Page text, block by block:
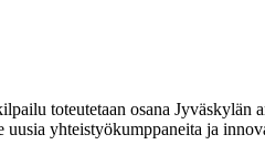
toteutetaan osana
uusia yhteistyökumppaneita ja